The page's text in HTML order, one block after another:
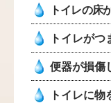
トイレの床
トイレが
便器が損傷
トイレに